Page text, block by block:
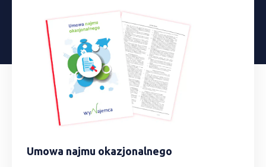
Umowa najmu okazjonalnego